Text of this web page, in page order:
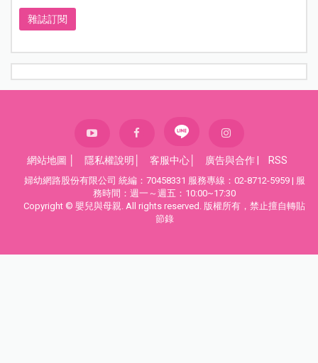
雜誌訂閱
網站地圖 隱私權說明 客服中心 廣告與合作 RSS
婦幼網路股份有限公司 統編：70458331 服務專線：02-8712-5959 | 服
務時間：週一～週五：10:00~17:30
Copyright © 嬰兒與母親. All rights reserved. 版權所有，禁止擅自轉貼
節錄